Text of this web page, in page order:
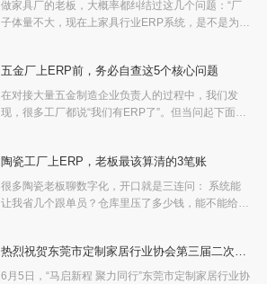
做家具厂的老板，大概率都纠结过这几个问题：“厂
子体量不大，现在上家具行业ERP系统，是不是为时
去上系统，最后沦为摆设、白费成本，我不敢轻易试
水。
五金厂上ERP前，务必自查这5个核心问题
在对接大量五金制造企业负责人的过程中，我们发
现，很多工厂都说“我们有ERP了”。但当问起下面这
陶瓷工厂上ERP，老板最该算清的3笔账
很多陶瓷老板聊数字化，开口就是三连问： 系统能
让我省几个跟单员？仓库里压了多少钱，能不能给我
意事项，这篇文章正好给您参考。
热烈祝贺东莞市定制家居行业协会第三届二次会
员代表大会圆满举行
6月5日，“马启新程 聚力同行”东莞市定制家居行业协